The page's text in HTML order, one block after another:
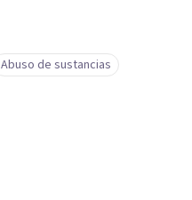
Abuso de sustancias